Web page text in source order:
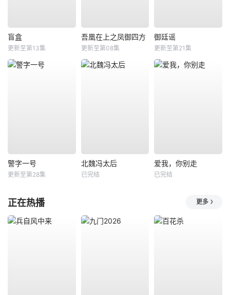
盲盒
更新至第13集
吾凰在上之凤御四方
更新至第08集
御廷谣
更新至第21集
警字一号
更新至第28集
北魏冯太后
已完结
爱我，你别走
已完结
正在热播 更多